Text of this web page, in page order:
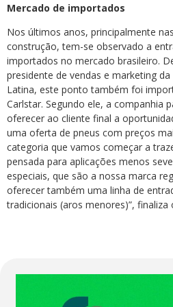
Mercado de importados
Nos últimos anos, principalmente
construção, tem-se observado a
importados no mercado brasileiro.
presidente de vendas e marketing
Latina, este ponto também foi
Carlstar. Segundo ele, a companhia
oferecer ao cliente final a
uma oferta de pneus com preços
categoria que vamos começar a
pensada para aplicações menos
especiais, que são a nossa marca
oferecer também uma linha de
tradicionais (aros menores)”, finaliza